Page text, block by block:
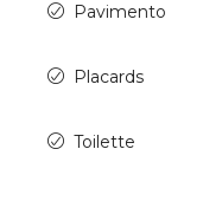
Pavimento
Placards
Toilette